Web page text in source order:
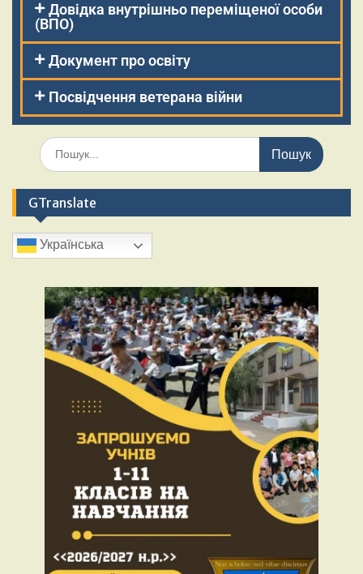
Довідка внутрішньо переміщеної особи
(ВПО)
Документ про освіту
Посвідчення ветерана війни
GTranslate
Українська